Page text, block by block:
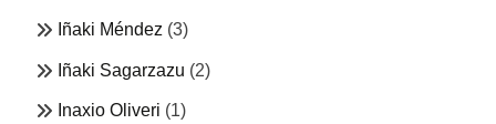
Iñaki Méndez (3)
Iñaki Sagarzazu (2)
Inaxio Oliveri (1)